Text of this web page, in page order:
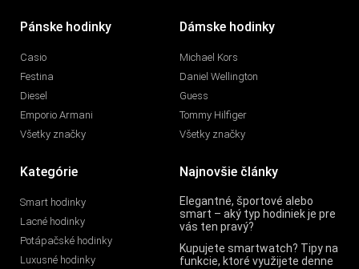
Pánske hodinky
Casio
Festina
Diesel
Emporio Armani
Všetky značky
Dámske hodinky
Michael Kors
Daniel Wellington
Guess
Tommy Hilfiger
Všetky značky
Kategórie
Smart hodinky
Lacné hodinky
Potápačské hodinky
Luxusné hodinky
Najnovšie články
Elegantné, športové alebo
smart – aký typ hodiniek je pre
vás ten pravý?
Kupujete smartwatch? Tipy na
funkcie, ktoré využijete denne